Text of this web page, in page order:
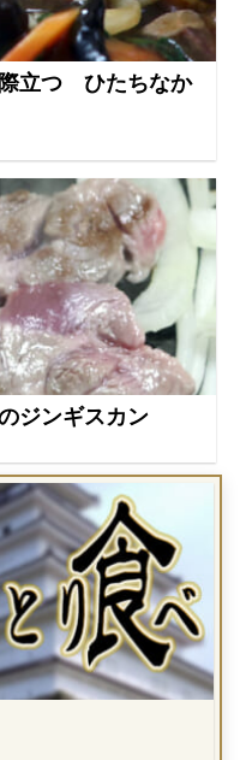
立つ ひたちなか
ジンギスカン